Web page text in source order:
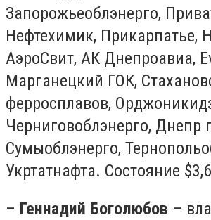
Запорожьеоблэнерго,
Нефтехимик, Прикарпатье,
АэроСвит, АК Днепроавиа,
Марганецкий ГОК,
ферросплавов,
Черниговоблэнерго, Днепр
Сумыоблэнерго,
Укртатнафта. Состояние
– Геннадий Боголюбов –